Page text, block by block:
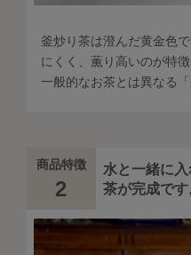
釜炒り茶は澄んだ黄金色
にくく、薫り高いのが特
一般的なお茶とは異なる
商品特徴
2
水と一緒に
茶が完成です